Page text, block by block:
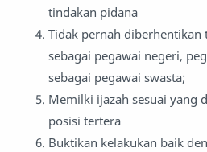
tindakan pidana
Tidak pernah
sebagai pegawai negeri,
sebagai pegawai swasta;
Memilki ijazah sesuai yang
posisi tertera
Buktikan kelakukan baik